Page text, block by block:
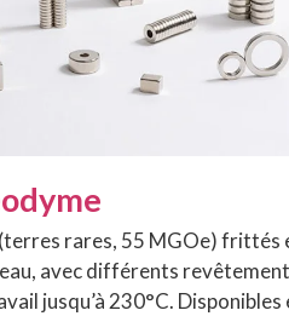
rares, 55 MGOe) frittés
avec différents
jusqu’à 230°C. Disponibles